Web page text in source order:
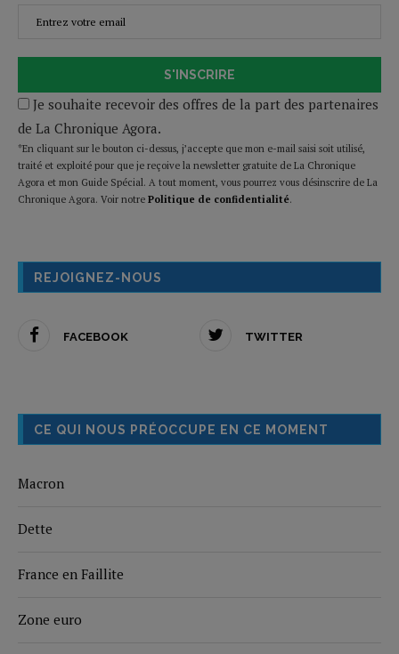
S'INSCRIRE
Je souhaite recevoir des offres de la part des partenaires
de La Chronique Agora.
*En cliquant sur le bouton ci-dessus, j’accepte que mon e-mail saisi soit utilisé,
traité et exploité pour que je reçoive la newsletter gratuite de La Chronique
Agora et mon Guide Spécial. A tout moment, vous pourrez vous désinscrire de La
Chronique Agora. Voir notre Politique de confidentialité.
REJOIGNEZ-NOUS
FACEBOOK TWITTER
CE QUI NOUS PRÉOCCUPE EN CE MOMENT
Macron
Dette
France en Faillite
Zone euro